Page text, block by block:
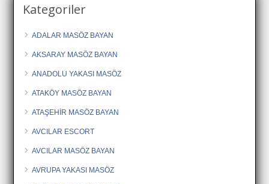
Kategoriler
ADALAR MASÖZ BAYAN
AKSARAY MASÖZ BAYAN
ANADOLU YAKASI MASÖZ
ATAKÖY MASÖZ BAYAN
ATAŞEHİR MASÖZ BAYAN
AVCILAR ESCORT
AVCILAR MASÖZ BAYAN
AVRUPA YAKASI MASÖZ